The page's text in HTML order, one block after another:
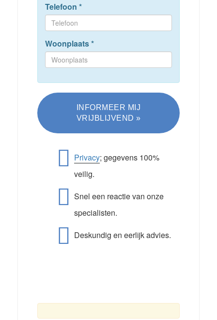
Telefoon *
Woonplaats*
Privacy; gegevens 100%
veilig.
Snel een reactie van onze
specialisten.
Deskundig en eerlijk advies.